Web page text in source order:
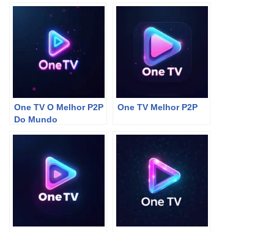
One TV O Melhor P2P
Do Mundo
One TV Melhor P2P